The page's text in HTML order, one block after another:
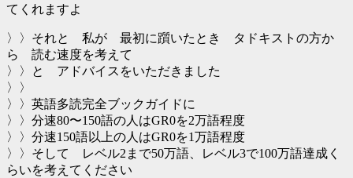
てくれますよ
〉〉それと 私が 最初に躓いたとき タドキストの方か
ら 読む速度を考えて
〉〉と アドバイスをいただきました
〉〉
〉〉英語多読完全ブックガイドに
〉〉分速80〜150語の人はGR0を2万語程度
〉〉分速150語以上の人はGR0を1万語程度
〉〉そして レベル2まで50万語、レベル3で100万語達成く
らいを考えてください